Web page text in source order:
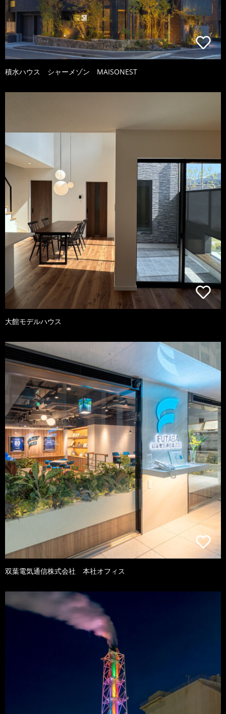
積水ハウス シャーメゾン MAISONEST
大館モデルハウス
双葉電気通信株式会社 本社オフィス